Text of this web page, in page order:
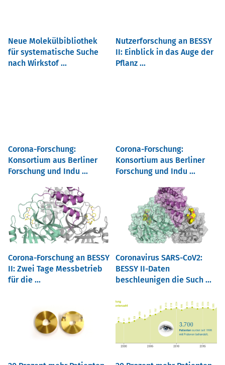
Neue Molekülbibliothek
für systematische Suche
nach Wirkstof ...
Nutzerforschung an BESSY
II: Einblick in das Auge der
Pflanz ...
Corona-Forschung:
Konsortium aus Berliner
Forschung und Indu ...
Corona-Forschung:
Konsortium aus Berliner
Forschung und Indu ...
Corona-Forschung an BESSY
II: Zwei Tage Messbetrieb
für die ...
Coronavirus SARS-CoV2:
BESSY II-Daten
beschleunigen die Such ...